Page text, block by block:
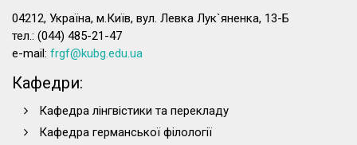
04212, Україна, м.Київ, вул. Левка Лук`яненка, 13-Б
тел.: (044) 485-21-47
e-mail: frgf@kubg.edu.ua
Кафедри:
Кафедра лінгвістики та перекладу
Кафедра германської філології